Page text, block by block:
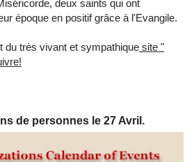
deux saints qui ont
époque en positif grâce à l'Evangile.
du très vivant et sympathique site "
de personnes le 27 Avril.